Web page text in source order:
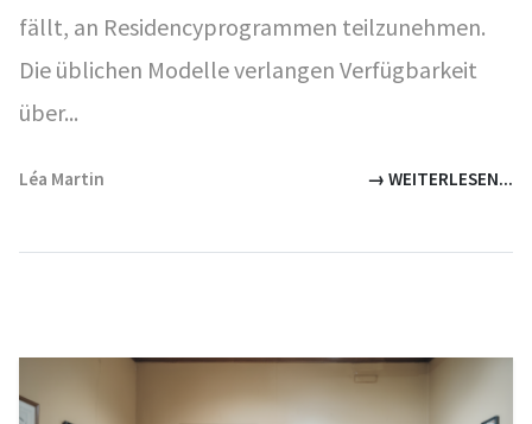
fällt, an Residencyprogrammen teilzunehmen.
Die üblichen Modelle verlangen Verfügbarkeit
über...
Léa Martin → WEITERLESEN...